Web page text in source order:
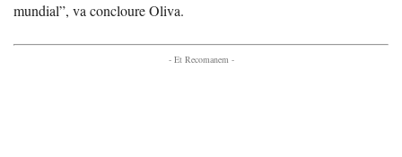
mundial”, va concloure Oliva.
- Et Recomanem -